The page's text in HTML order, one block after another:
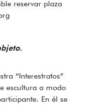
reservar plaza
.
“Interestratos”
escultura a modo
En él se